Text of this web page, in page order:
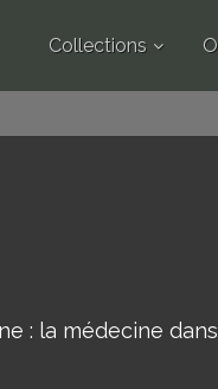
Collections
: la médecine